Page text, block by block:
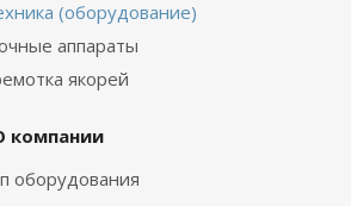
(оборудование)
аппараты
якорей
компании
оборудования